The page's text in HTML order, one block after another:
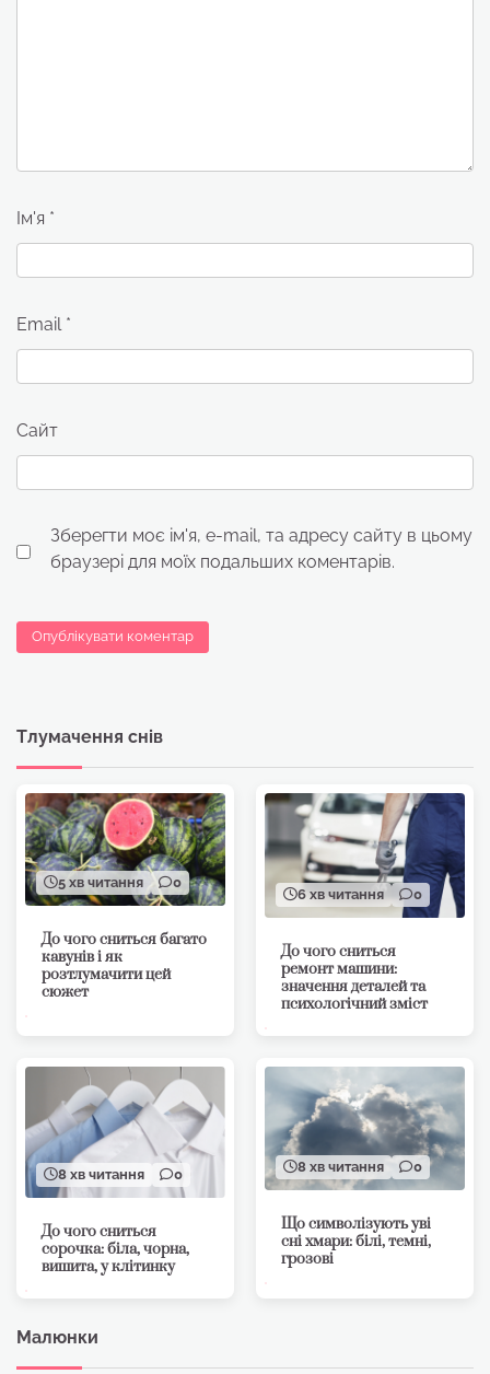
Ім'я *
Email *
Сайт
Зберегти моє ім'я, e-mail, та адресу сайту в цьому
браузері для моїх подальших коментарів.
Тлумачення снів
5 хв читання 0
До чого сниться багато
кавунів і як
розтлумачити цей
сюжет
6 хв читання 0
До чого сниться
ремонт машини:
значення деталей та
психологічний зміст
8 хв читання 0
До чого сниться
сорочка: біла, чорна,
вишита, у клітинку
8 хв читання 0
Що символізують уві
сні хмари: білі, темні,
грозові
Малюнки